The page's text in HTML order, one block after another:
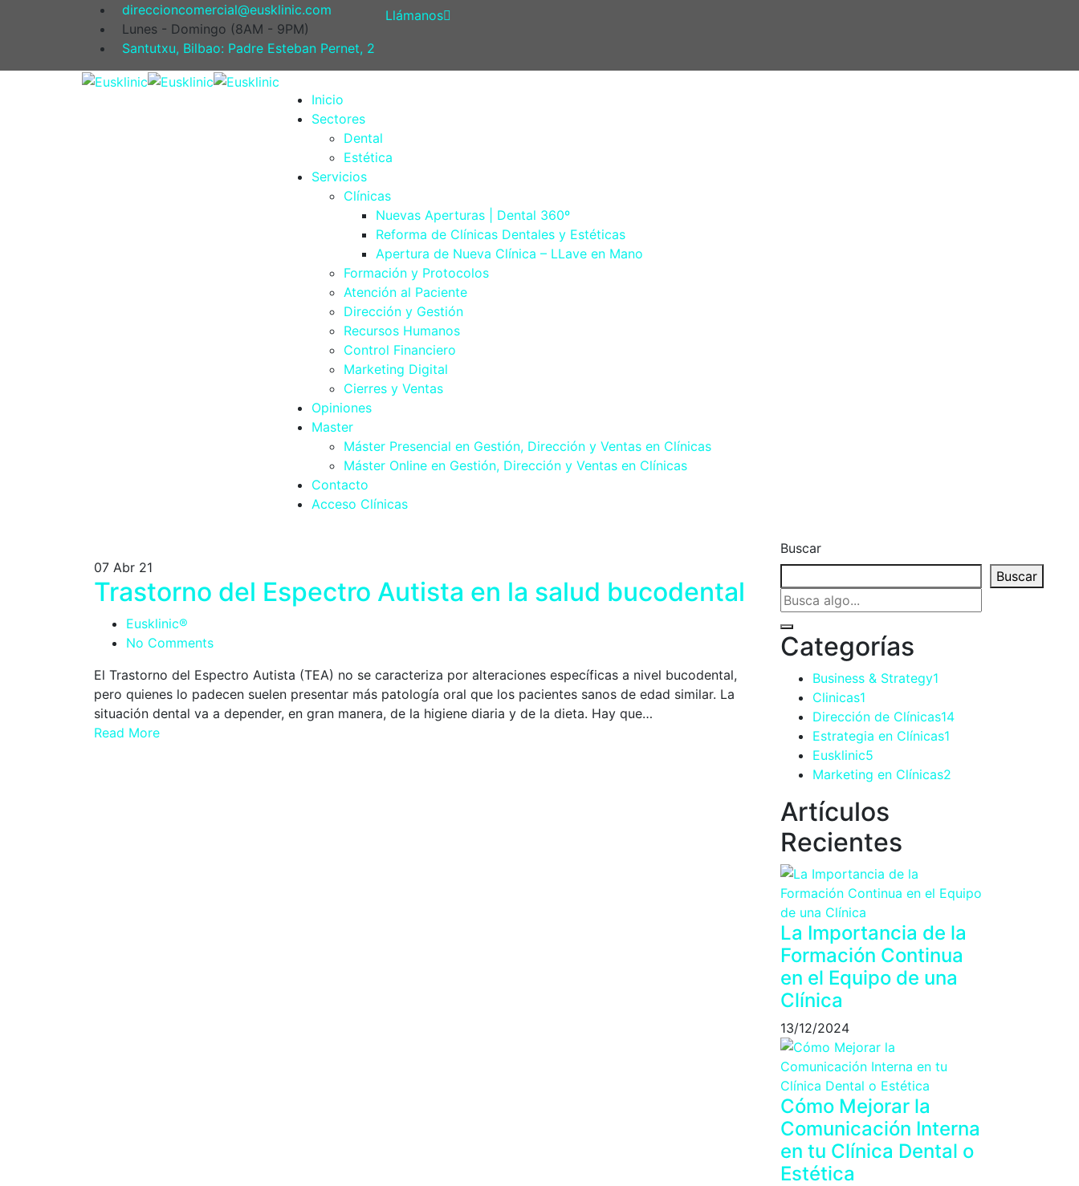
direccioncomercial@eusklinic.com
Lunes - Domingo (8AM - 9PM)
Santutxu, Bilbao: Padre Esteban Pernet, 2
Llámanos
Inicio
Sectores
Dental
Estética
Servicios
Clínicas
Nuevas Aperturas | Dental 360º
Reforma de Clínicas Dentales y Estéticas
Apertura de Nueva Clínica – LLave en Mano
Formación y Protocolos
Atención al Paciente
Dirección y Gestión
Recursos Humanos
Control Financiero
Marketing Digital
Cierres y Ventas
Opiniones
Master
Máster Presencial en Gestión, Dirección y Ventas en Clínicas
Máster Online en Gestión, Dirección y Ventas en Clínicas
Contacto
Acceso Clínicas
07 Abr 21
Trastorno del Espectro Autista en la salud bucodental
Eusklinic®
No Comments
El Trastorno del Espectro Autista (TEA) no se caracteriza por alteraciones específicas a nivel bucodental,
pero quienes lo padecen suelen presentar más patología oral que los pacientes sanos de edad similar. La
situación dental va a depender, en gran manera, de la higiene diaria y de la dieta. Hay que…
Read More
Buscar
Buscar
Categorías
Business & Strategy1
Clinicas1
Dirección de Clínicas14
Estrategia en Clínicas1
Eusklinic5
Marketing en Clínicas2
Artículos
Recientes
La Importancia de la
Formación Continua
en el Equipo de una
Clínica
13/12/2024
Cómo Mejorar la
Comunicación Interna
en tu Clínica Dental o
Estética